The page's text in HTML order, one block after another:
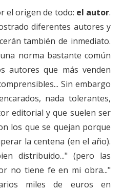
el origen de todo: el autor.
diferentes autores y
también de inmediato.
norma bastante común
autores que más venden
Sin embargo
nada tolerantes,
editorial y que suelen ser
los que se quejan porque
la centena (en el año).
distribuido..." (pero las
no tiene fe en mi obra..."
miles de euros en